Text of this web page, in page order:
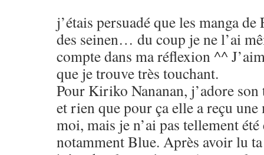
j’étais persuadé que les manga
des seinen… du coup je ne l’ai
compte dans ma réflexion ^^
que je trouve très touchant.
Pour Kiriko Nananan, j’adore
et rien que pour ça elle a reçu
moi, mais je n’ai pas tellement
notamment Blue. Après avoir lu